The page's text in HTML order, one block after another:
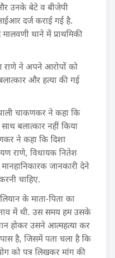
उनके बेटे व बीजेपी
दर्ज कराई गई है.
मालवणी थाने में प्राथमिकी
राणे ने अपने आरोपों को
और हत्या की गई
चाकणकर ने कहा कि
बलात्कार नहीं किया
ने कहा कि दिशा
राणे, विधायक नितेश
जानकारी देने
चाहिए.
के माता-पिता का
में थी. उस समय हम उसके
होकर उसने आत्महत्या कर
पास है, जिसमें पता चला है कि
को पत्र लिखकर मांग की